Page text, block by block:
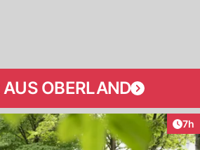
AUS OBERLAND
7h